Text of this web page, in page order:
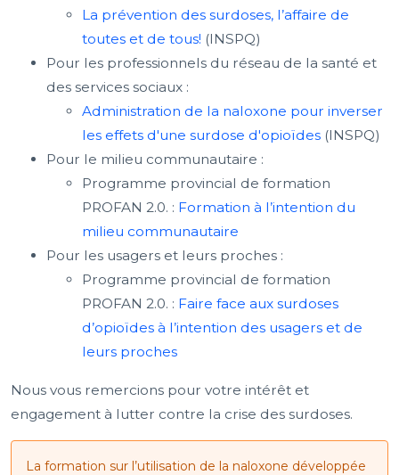
La prévention des surdoses, l’affaire de
toutes et de tous! (INSPQ)
Pour les professionnels du réseau de la santé et
des services sociaux :
Administration de la naloxone pour inverser
les effets d'une surdose d'opioïdes (INSPQ)
Pour le milieu communautaire :
Programme provincial de formation
PROFAN 2.0. : Formation à l’intention du
milieu communautaire
Pour les usagers et leurs proches :
Programme provincial de formation
PROFAN 2.0. : Faire face aux surdoses
d’opioïdes à l’intention des usagers et de
leurs proches
Nous vous remercions pour votre intérêt et
engagement à lutter contre la crise des surdoses.
La formation sur l’utilisation de la naloxone développée